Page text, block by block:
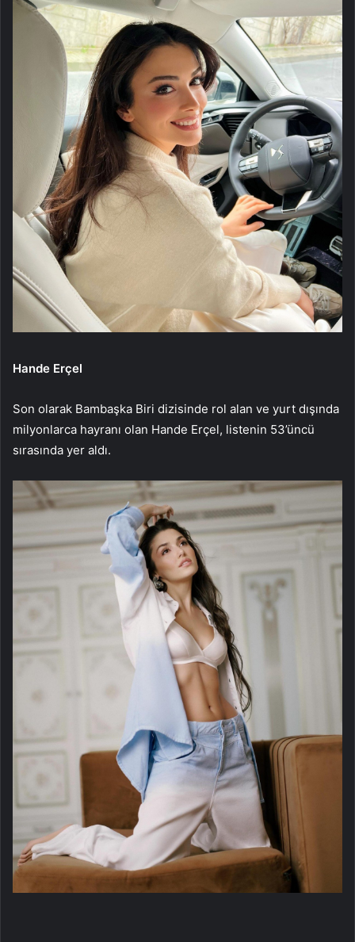
Hande Erçel
Son olarak Bambaşka Biri dizisinde rol alan ve yurt dışında
milyonlarca hayranı olan Hande Erçel, listenin 53’üncü
sırasında yer aldı.